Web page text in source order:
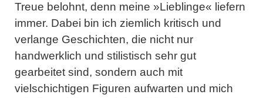
Treue belohnt, denn meine »Lieblinge« liefern
immer. Dabei bin ich ziemlich kritisch und
verlange Geschichten, die nicht nur
handwerklich und stilistisch sehr gut
gearbeitet sind, sondern auch mit
vielschichtigen Figuren aufwarten und mich